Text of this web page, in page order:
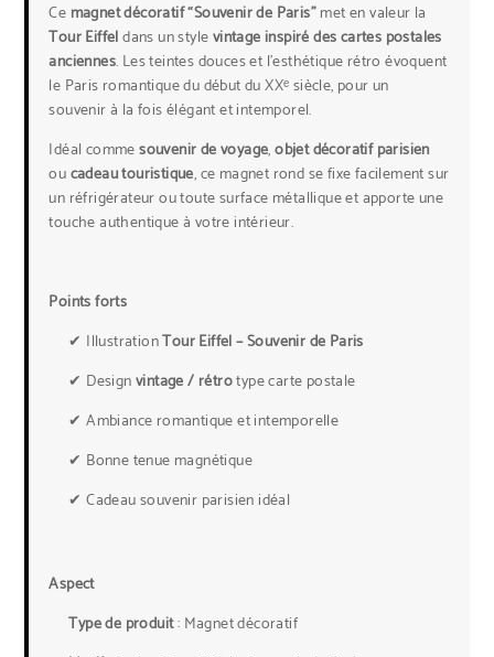
Ce magnet décoratif “Souvenir de Paris”met en valeur la
Tour Eiffeldans un stylevintage inspiré des cartes postales
anciennes. Les teintes douces et l’esthétique rétro évoquent
le Paris romantique du début du XXᵉ siècle, pour un
souvenir à la fois élégant et intemporel.
Idéal commesouvenir de voyage,objet décoratif parisien
oucadeau touristique, ce magnet rond se fixe facilement sur
un réfrigérateur ou toute surface métallique et apporte une
touche authentique à votre intérieur.
Points forts
✔ IllustrationTour Eiffel – Souvenir de Paris
✔ Designvintage / rétrotype carte postale
✔ Ambiance romantique et intemporelle
✔ Bonne tenue magnétique
✔ Cadeau souvenir parisien idéal
Aspect
Type de produit: Magnet décoratif